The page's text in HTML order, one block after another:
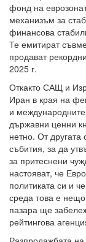
фонд на
механизъм за
финансова
Те емитират
продават
2025 г.
Откакто САЩ и
Иран в края на
и
държавни ценни
нетно. От другата
събития, за да
за притеснени
настояват, че
политиката си и
среда това е
пазара ще
рейтингова